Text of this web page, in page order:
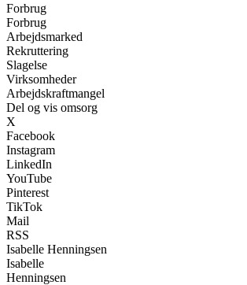
Forbrug
Forbrug
Arbejdsmarked
Rekruttering
Slagelse
Virksomheder
Arbejdskraftmangel
Del og vis omsorg
X
Facebook
Instagram
LinkedIn
YouTube
Pinterest
TikTok
Mail
RSS
Isabelle Henningsen
Isabelle
Henningsen